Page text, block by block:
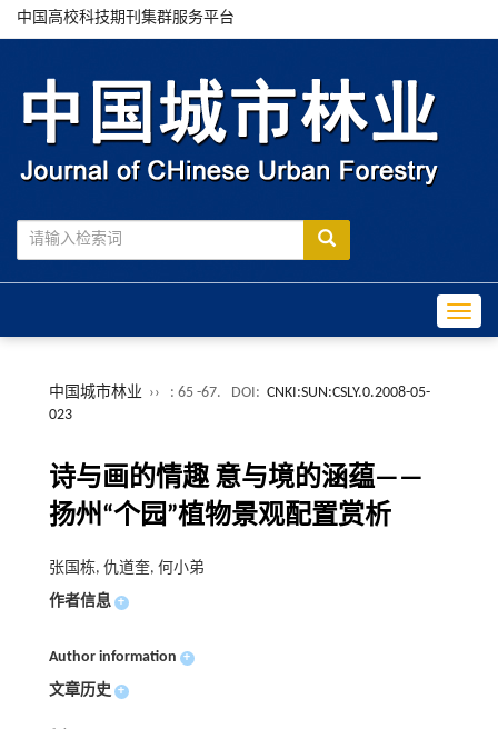
中国高校科技期刊集群服务平台
中国城市林业 ›› : 65 -67. DOI: CNKI:SUN:CSLY.0.2008-05-
023
诗与画的情趣 意与境的涵蕴——
扬州“个园”植物景观配置赏析
张国栋, 仇道奎, 何小弟
作者信息 +
Author information +
文章历史 +